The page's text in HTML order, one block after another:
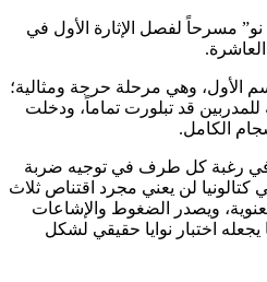
مسرحاً لفصل الإثارة الأول في
الأول، وهي مرحلة حرجة ومثالية؛
للمدربين قد تبلورت تماماً، ودخلت
الكامل.
في رغبة كل طرف في توجيه ضربة
كتالونيا لن يعني مجرد اقتناص ثلاث
ويصدر الضغوط والإشاعات
اختبار نوايا حقيقي لشكل